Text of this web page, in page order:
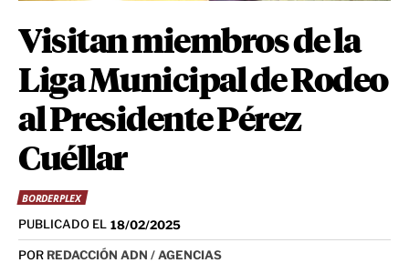
Visitan miembros de la
Liga Municipal de Rodeo
al Presidente Pérez
Cuéllar
BORDERPLEX
PUBLICADO EL 18/02/2025
POR REDACCIÓN ADN / AGENCIAS